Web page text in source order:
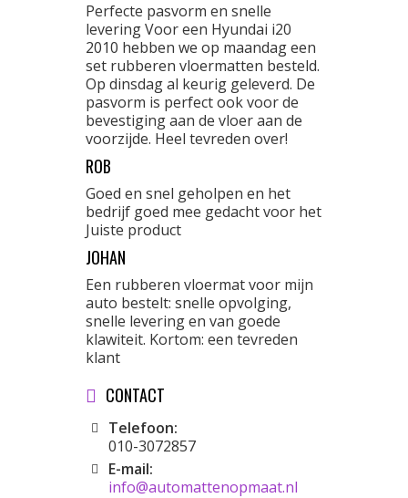
Perfecte pasvorm en snelle
levering Voor een Hyundai i20
2010 hebben we op maandag een
set rubberen vloermatten besteld.
Op dinsdag al keurig geleverd. De
pasvorm is perfect ook voor de
bevestiging aan de vloer aan de
voorzijde. Heel tevreden over!
ROB
Goed en snel geholpen en het
bedrijf goed mee gedacht voor het
Juiste product
JOHAN
Een rubberen vloermat voor mijn
auto bestelt: snelle opvolging,
snelle levering en van goede
klawiteit. Kortom: een tevreden
klant
CONTACT
Telefoon:
010-3072857
E-mail:
info@automattenopmaat.nl